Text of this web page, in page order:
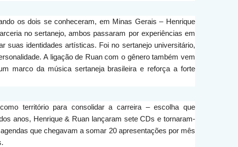
os dois se conheceram, em Minas Gerais – Henrique
no sertanejo, ambos passaram por experiências em
suas identidades artísticas. Foi no sertanejo universitário,
A ligação de Ruan com o gênero também vem
marco da música sertaneja brasileira e reforça a forte
território para consolidar a carreira – escolha que
anos, Henrique & Ruan lançaram sete CDs e tornaram-
que chegavam a somar 20 apresentações por mês